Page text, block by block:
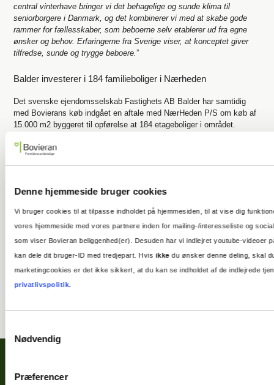
Denne hjemmeside bruger cookies
Vi bruger cookies til at tilpasse indholdet på hjemmesiden, til at vise dig
vores hjemmeside med vores partnere inden for mailing-/interesseliste og
som viser Bovieran beliggenhed(er). Desuden har vi indlejret youtube-
kan dele dit bruger-ID med tredjepart. Hvis ikkedu ønsker denne deling, skal
marketingcookies er det ikke sikkert, at du kan se indholdet af de indlejrede
privatlivspolitik.
Nødvendig
Præferencer
central vinterhave bringer vi det behagelige og sunde klima til
seniorborgere i Danmark, og det kombinerer vi med at skabe gode
rammer for fællesskaber, som beboerne selv etablerer ud fra egne
ønsker og behov. Erfaringerne fra Sverige viser, at konceptet giver
tilfredse, sunde og trygge beboere.”
Balder investerer i 184 familieboliger i Nærheden
Det svenske ejendomsselskab Fastighets AB Balder har samtidig
med Bovierans køb indgået en aftale med NærHeden P/S om køb af
15.000 m2 byggeret til opførelse at 184 etageboliger i området.
karréstruktur med varierende højde i 3 – 5 etager og med forskellige
”Nærheden er en ny forstadstype, der kombinerer byens tæthed og
udvikle og opføre moderne boliger i et byudviklingsområde med fokus
på det gode fællesskab”.
Sjælsø Management står for byggeriet
Udvikling og opførelse af både Bovieran huset og Balder projektet